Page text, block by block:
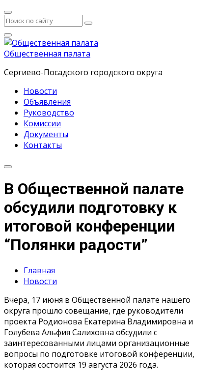
Общественная палата
Сергиево-Посадского городского округа
Новости
Объявления
Руководство
Комиссии
Документы
Контакты
В Общественной палате
обсудили подготовку к
итоговой конференции
“Полянки радости”
Главная
Новости
Вчера, 17 июня в Общественной палате нашего
округа прошло совещание, где руководители
проекта Родионова Екатерина Владимировна и
Голубева Альфия Салиховна обсудили с
заинтересованными лицами организационные
вопросы по подготовке итоговой конференции,
которая состоится 19 августа 2026 года.